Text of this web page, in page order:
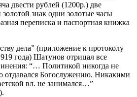
двести рублей (1200р.) две
знак одни золотые часы
переписка и паспортная книжка
дела” (приложение к протоколу
года) Шатунов отрицал все
“… Политикой никогда не
отдавался Богослужению. Никакими
вл. не занимался…”